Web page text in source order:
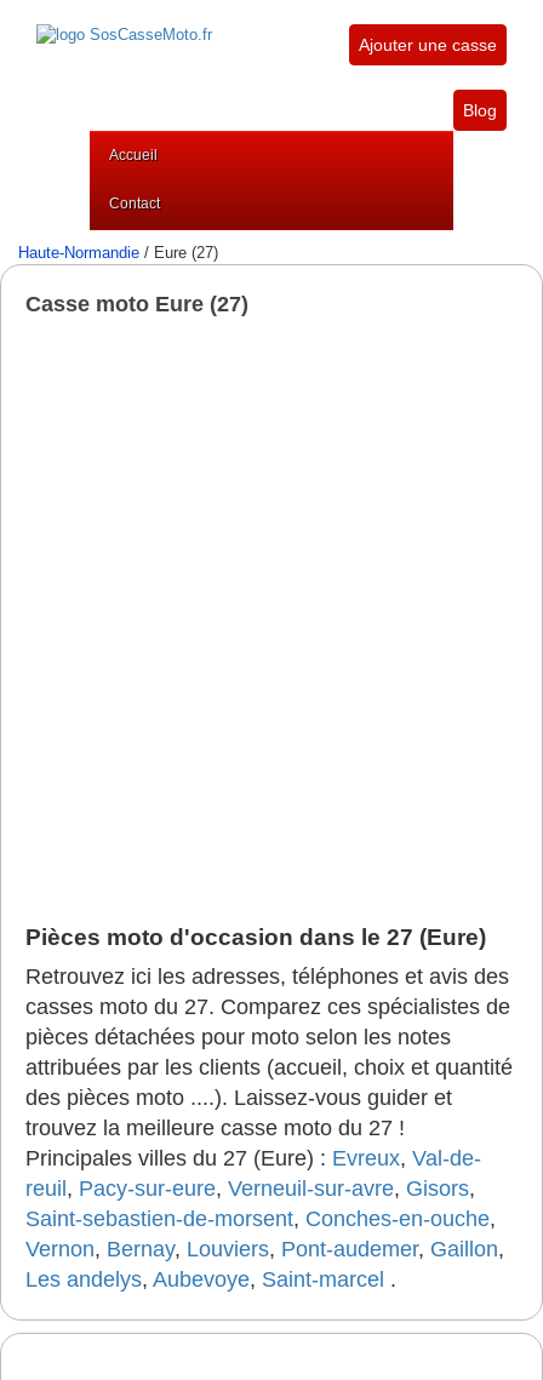
Ajouter une casse
Blog
Accueil
Contact
Haute-Normandie / Eure (27)
Casse moto Eure (27)
Pièces moto d'occasion dans le 27 (Eure)
Retrouvez ici les adresses, téléphones et avis des
casses moto du 27. Comparez ces spécialistes de
pièces détachées pour moto selon les notes
attribuées par les clients (accueil, choix et quantité
des pièces moto ....). Laissez-vous guider et
trouvez la meilleure casse moto du 27 !
Principales villes du 27 (Eure) : Evreux, Val-de-
reuil , Pacy-sur-eure, Verneuil-sur-avre, Gisors,
Saint-sebastien-de-morsent, Conches-en-ouche,
Vernon, Bernay, Louviers, Pont-audemer, Gaillon,
Les andelys, Aubevoye, Saint-marcel .